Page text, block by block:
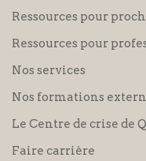
Ressources pour
Ressources pour
Nos services
Nos formations
Le Centre de crise de
Faire carrière